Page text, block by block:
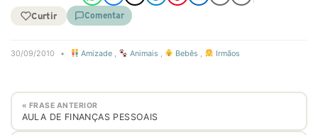
Curtir Comentar
30/09/2010 • Amizade , Animais , Bebês , Irmãos
« FRASE ANTERIOR
AULA DE FINANÇAS PESSOAIS